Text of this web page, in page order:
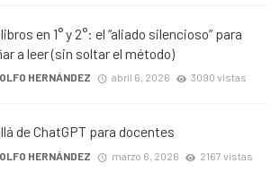
en 1° y 2°: el “aliado silencioso” para
a leer (sin soltar el método)
HERNÁNDEZ abril 6, 2026 3090 vistas
de ChatGPT para docentes
HERNÁNDEZ marzo 6, 2026 2167 vistas